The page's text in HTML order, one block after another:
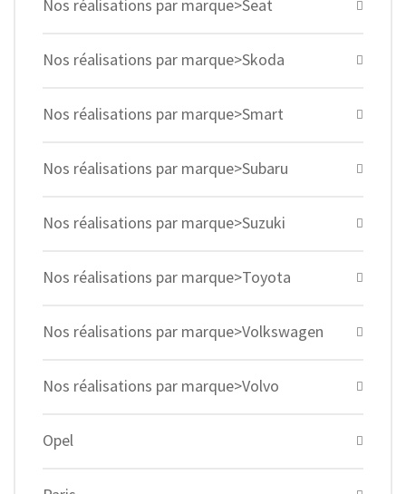
Nos réalisations par marque>Seat
Nos réalisations par marque>Skoda
Nos réalisations par marque>Smart
Nos réalisations par marque>Subaru
Nos réalisations par marque>Suzuki
Nos réalisations par marque>Toyota
Nos réalisations par marque>Volkswagen
Nos réalisations par marque>Volvo
Opel